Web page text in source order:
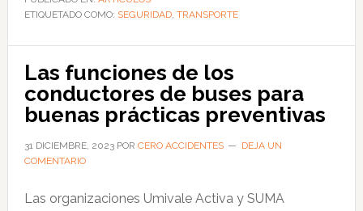
los
provocados
por
el
factor
ETIQUETADO COMO: SEGURIDAD, TRANSPORTE
Las funciones de los
conductores de buses para
buenas prácticas preventivas
31 DICIEMBRE, 2023POR CERO ACCIDENTES
DEJA UN
COMENTARIO
Las organizaciones Umivale Activa y SUMA